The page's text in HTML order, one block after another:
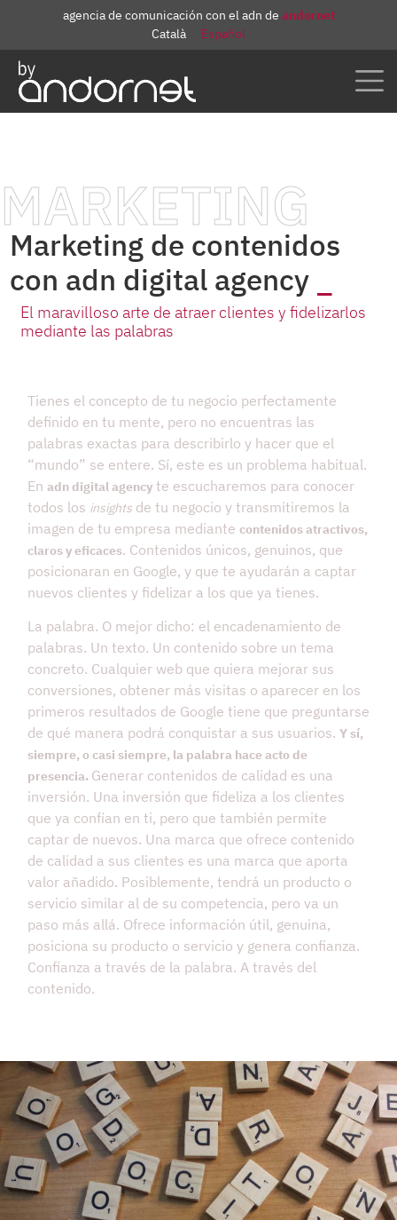
agencia de comunicación con el adn de andornet
Català
Español
Marketing de contenidos
con adn digital agency
El maravilloso arte de atraer clientes y fidelizarlos
mediante las palabras
MARKETING
Tienes el concepto de tu negocio perfectamente
definido en tu mente, pero no encuentras las
palabras exactas para describirlo y hacer que el
“mundo” se entere. Sí, este es un problema habitual.
En adn digital agencyte escucharemos para conocer
todos los insightsde tu negocio y transmitiremos la
imagen de tu empresa mediante contenidos atractivos,
claros y eficaces. Contenidos únicos, genuinos, que
posicionaran en Google, y que te ayudarán a captar
nuevos clientes y fidelizar a los que ya tienes.
La palabra. O mejor dicho: el encadenamiento de
palabras. Un texto. Un contenido sobre un tema
concreto. Cualquier web que quiera mejorar sus
conversiones, obtener más visitas o aparecer en los
primeros resultados de Google tiene que preguntarse
de qué manera podrá conquistar a sus usuarios. Y sí,
siempre, o casi siempre, la palabra hace acto de
presencia. Generar contenidos de calidad es una
inversión. Una inversión que fideliza a los clientes
que ya confían en ti, pero que también permite
captar de nuevos. Una marca que ofrece contenido
de calidad a sus clientes es una marca que aporta
valor añadido. Posiblemente, tendrá un producto o
servicio similar al de su competencia, pero va un
paso más allá. Ofrece información útil, genuina,
posiciona su producto o servicio y genera confianza.
Confianza a través de la palabra. A través del
contenido.